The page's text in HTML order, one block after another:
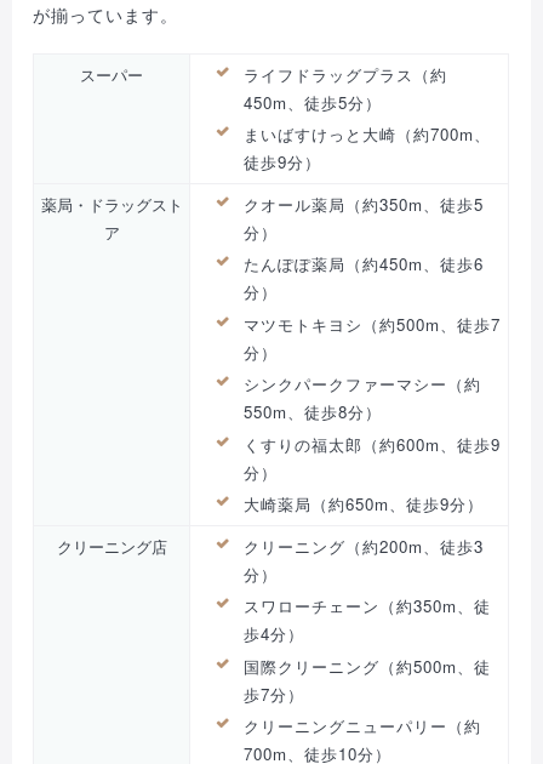
が揃っています。
スーパー
ライフドラッグプラス（約
450m、徒歩5分）
まいばすけっと大崎（約700m、
徒歩9分）
薬局・ドラッグスト
ア
クオール薬局（約350m、徒歩5
分）
たんぽぽ薬局（約450m、徒歩6
分）
マツモトキヨシ（約500m、徒歩7
分）
シンクパークファーマシー（約
550m、徒歩8分）
くすりの福太郎（約600m、徒歩9
分）
大崎薬局（約650m、徒歩9分）
クリーニング店
クリーニング（約200m、徒歩3
分）
スワローチェーン（約350m、徒
歩4分）
国際クリーニング（約500m、徒
歩7分）
クリーニングニューパリー（約
700m、徒歩10分）